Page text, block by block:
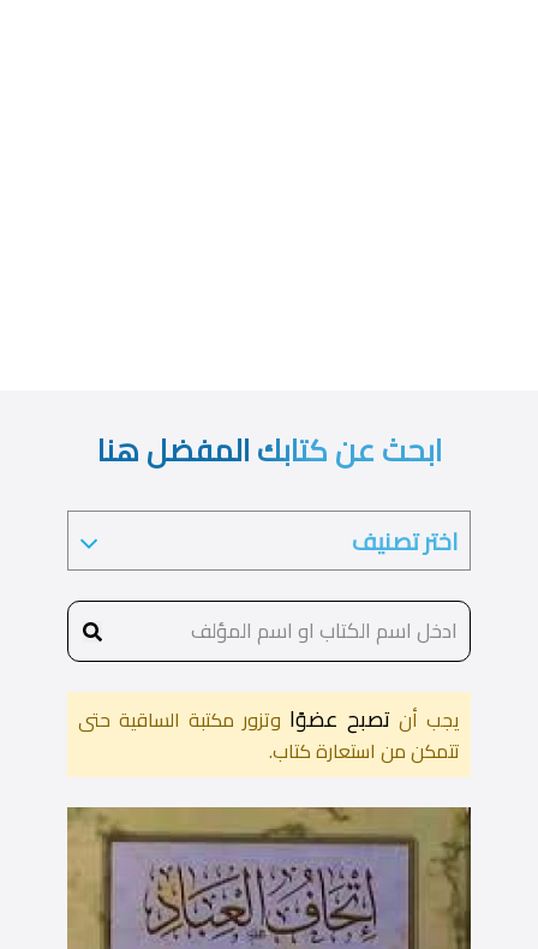
ابحث عن كتابك المفضل هنا
يجب أن تصبح عضوًا وتزور مكتبة الساقية حتى
تتمكن من استعارة كتاب.